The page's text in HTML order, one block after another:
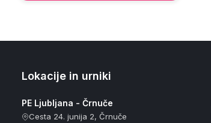
Lokacije in urniki
PE Ljubljana - Črnuče
Cesta 24. junija 2, Črnuče